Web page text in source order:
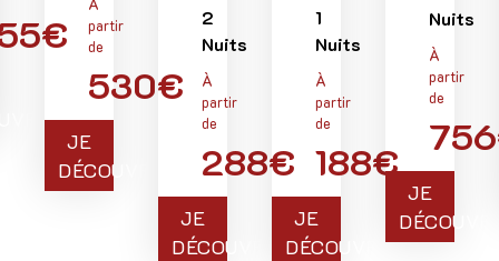
À
partir
de
530€
JE
DÉCOUVRE
2
Nuits
À
partir
de
288€
JE
DÉCOUVRE
1
Nuits
À
partir
de
188€
JE
DÉCOUVRE
Nuits
À
partir
de
JE